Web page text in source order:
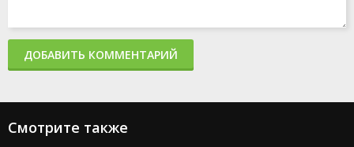
ДОБАВИТЬ КОММЕНТАРИЙ
Смотрите также